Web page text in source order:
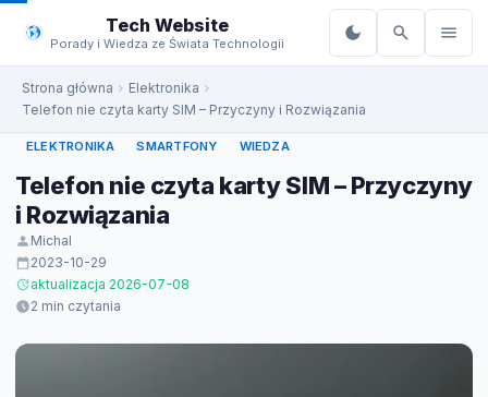
do
treści
Tech Website
Porady i Wiedza ze Świata Technologii
Strona główna
Elektronika
Telefon nie czyta karty SIM – Przyczyny i Rozwiązania
ELEKTRONIKA SMARTFONY WIEDZA
Telefon nie czyta karty SIM – Przyczyny
i Rozwiązania
Michal
2023-10-29
aktualizacja 2026-07-08
2 min czytania